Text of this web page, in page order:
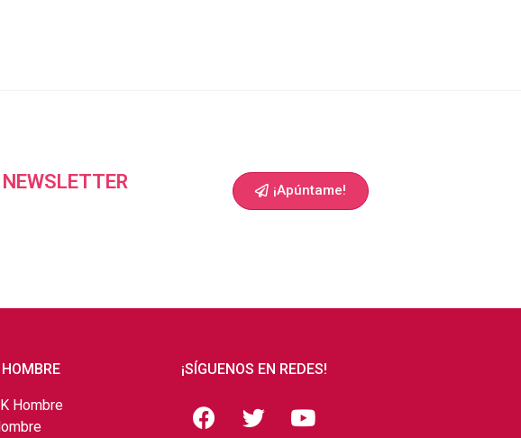
¡Apúntame!
Hombre
¡SÍGUENOS EN REDES!